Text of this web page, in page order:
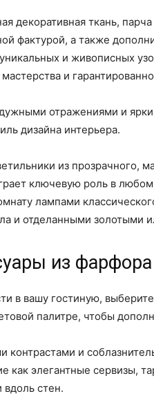
декоративная ткань,
фактурой, а также
и живописных
и
отражениями и
дизайна интерьера.
из прозрачного,
ключевую роль в
лампами
и отделанными золотыми
из фарфора
в вашу гостиную,
палитре, чтобы
контрастами и
как элегантные сервизы,
стен.